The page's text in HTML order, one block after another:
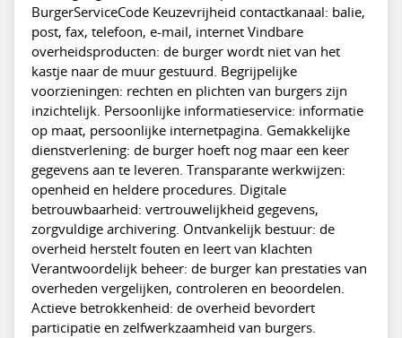
BurgerServiceCode Keuzevrijheid contactkanaal: balie,
post, fax, telefoon, e-mail, internet Vindbare
overheidsproducten: de burger wordt niet van het
kastje naar de muur gestuurd. Begrijpelijke
voorzieningen: rechten en plichten van burgers zijn
inzichtelijk. Persoonlijke informatieservice: informatie
op maat, persoonlijke internetpagina. Gemakkelijke
dienstverlening: de burger hoeft nog maar een keer
gegevens aan te leveren. Transparante werkwijzen:
openheid en heldere procedures. Digitale
betrouwbaarheid: vertrouwelijkheid gegevens,
zorgvuldige archivering. Ontvankelijk bestuur: de
overheid herstelt fouten en leert van klachten
Verantwoordelijk beheer: de burger kan prestaties van
overheden vergelijken, controleren en beoordelen.
Actieve betrokkenheid: de overheid bevordert
participatie en zelfwerkzaamheid van burgers.